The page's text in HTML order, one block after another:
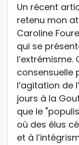
Un récent
retenu mon
Caroline
qui se
consensuelle
l’agitation de
jours à la
que le
où des élus
et à